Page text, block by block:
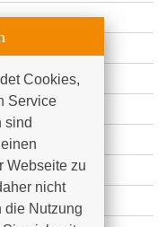
Cookies,
Service
sind
Webseite zu
nicht
die Nutzung